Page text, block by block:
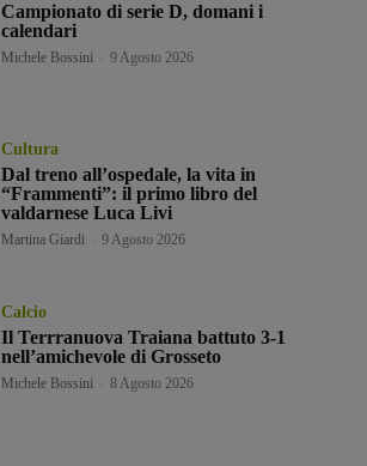
Campionato di serie D, domani i
calendari
Michele Bossini 9 Agosto 2026
Cultura
Dal treno all’ospedale, la vita in
“Frammenti”: il primo libro del
valdarnese Luca Livi
Martina Giardi 9 Agosto 2026
Calcio
Il Terrranuova Traiana battuto 3-1
nell’amichevole di Grosseto
Michele Bossini 8 Agosto 2026